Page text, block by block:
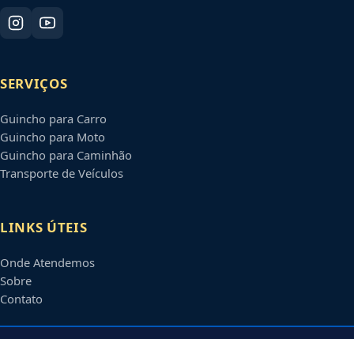
SERVIÇOS
Guincho para Carro
Guincho para Moto
Guincho para Caminhão
Transporte de Veículos
LINKS ÚTEIS
Onde Atendemos
Sobre
Contato